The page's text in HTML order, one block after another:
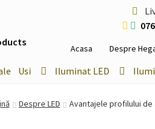
Acasa Despre
Usi Iluminat LED
Despre LED Avantajele profilului de